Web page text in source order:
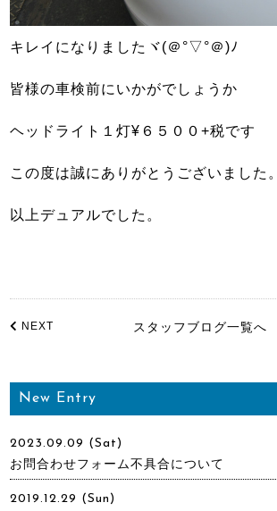
キレイになりましたヾ(＠°▽°＠)ﾉ
皆様の車検前にいかがでしょうか
ヘッドライト１灯¥６５００+税です
この度は誠にありがとうございました。
以上デュアルでした。
NEXT スタッフブログ一覧へ
New Entry
2023.09.09 (Sat)
お問合わせフォーム不具合について
2019.12.29 (Sun)